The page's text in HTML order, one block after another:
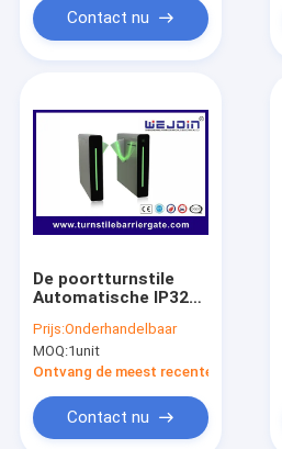
Contact nu
De poortturnstile
Automatische IP32
Toegangsbeheer
slanke snelheid
Bescherming
Prijs:Onderhandelbaar
MOQ:1unit
Ontvang de meest recente Prijs
Contact nu